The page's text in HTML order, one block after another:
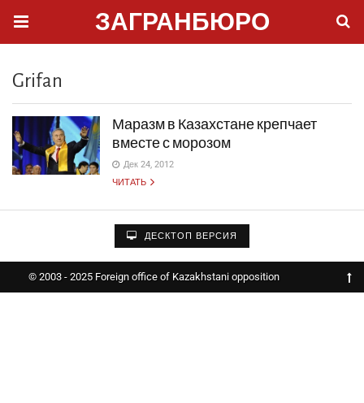
ЗАГРАНБЮРО
Grifan
Маразм в Казахстане крепчает
вместе с морозом
Дек 24, 2012
ЧИТАТЬ
ДЕСКТОП ВЕРСИЯ
© 2003 - 2025 Foreign office of Kazakhstani opposition